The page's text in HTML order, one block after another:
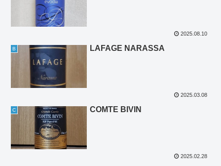
2025.08.10
B LAFAGE NARASSA
2025.03.08
C COMTE BIVIN
2025.02.28